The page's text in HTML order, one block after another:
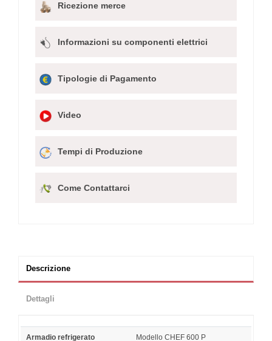
Ricezione merce
Informazioni su componenti elettrici
Tipologie di Pagamento
Video
Tempi di Produzione
Come Contattarci
Descrizione
Dettagli
Armadio refrigerato Modello CHEF 600 P